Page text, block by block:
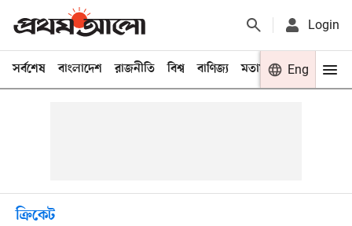
Login
সর্বশেষ বাংলাদেশ রাজনীতি বিশ্ব বাণিজ্য মতামত খেলা
Eng
ক্রিকেট